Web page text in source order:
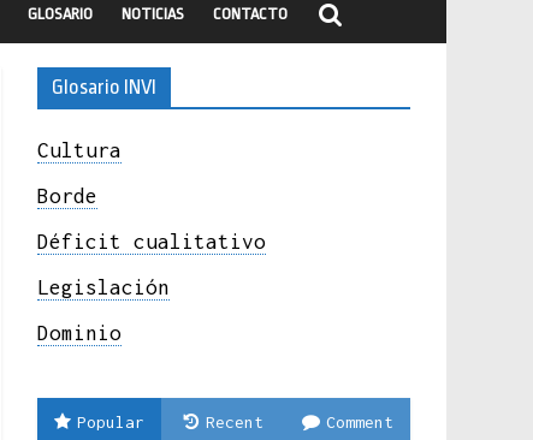
GLOSARIO NOTICIAS CONTACTO
Glosario INVI
Cultura
Borde
Déficit cualitativo
Legislación
Dominio
Popular Recent Comment